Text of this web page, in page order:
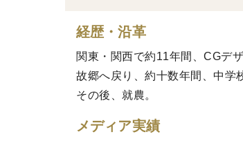
経歴・沿革
関東・関西で約11年間、CGデ
故郷へ戻り、約十数年間、中学
その後、就農。
メディア実績